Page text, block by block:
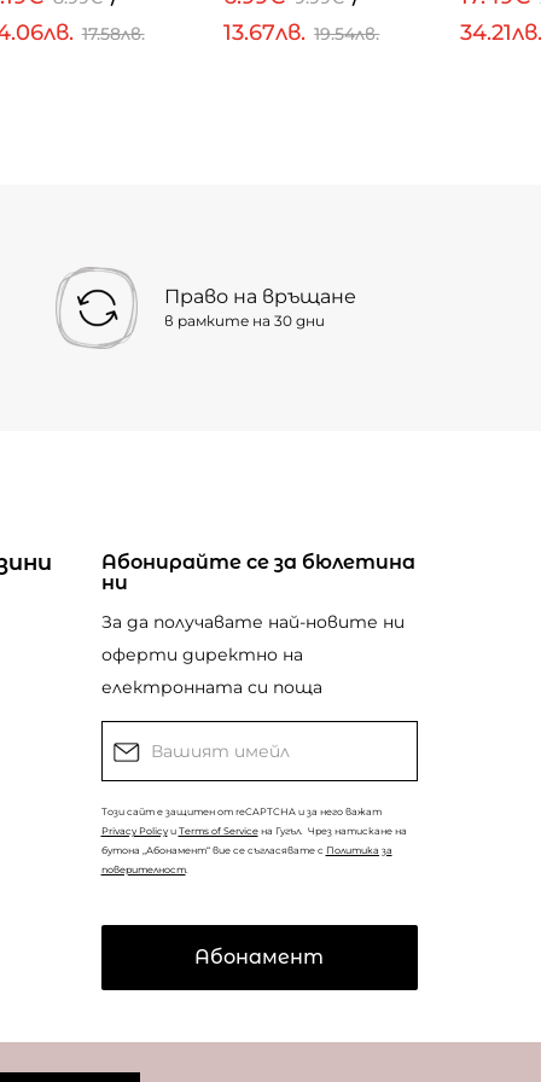
17.58лв.
13.67лв. 19.54лв.
Право на връщане
в рамките на 30 дни
Абонирайте се за бюлетина
ни
За да получавате най-новите ни
оферти директно на
електронната си поща
Този сайт е защитен от reCAPTCHA и за него важат
Privacy Policyи Terms of Serviceна Гугъл. Чрез натискане на
бутона „Абонамент“ вие се съгласявате с Политика за
поверителност.
Абонамент
© CopyrightCoolclub